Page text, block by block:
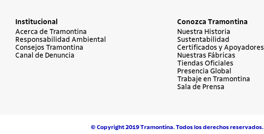
Institucional
Acerca de Tramontina
Responsabilidad Ambiental
Consejos Tramontina
Canal de Denuncia
Conozca Tramontina
Nuestra Historia
Sustentabilidad
Certificados y Apoyadores
Nuestras Fábricas
Tiendas Oficiales
Presencia Global
Trabaje en Tramontina
Sala de Prensa
© Copyright 2019 Tramontina. Todos los derechos reservados.